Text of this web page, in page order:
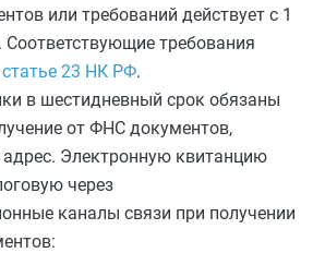
или требований действует с 1
Соответствующие требования
статье 23 НК РФ.
в шестидневный срок обязаны
от ФНС документов,
Электронную квитанцию
через
каналы связи при получении